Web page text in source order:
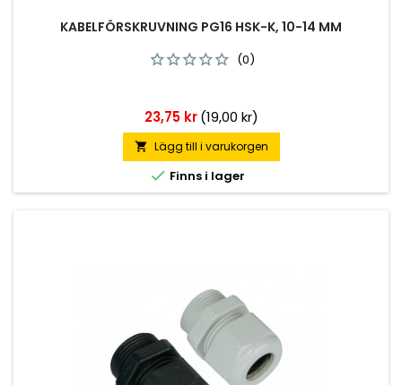
KABELFÖRSKRUVNING PG16 HSK-K, 10-14 MM
(0)
Pris
23,75 kr (19,00 kr)
 Lägg till i varukorgen
 Finns i lager